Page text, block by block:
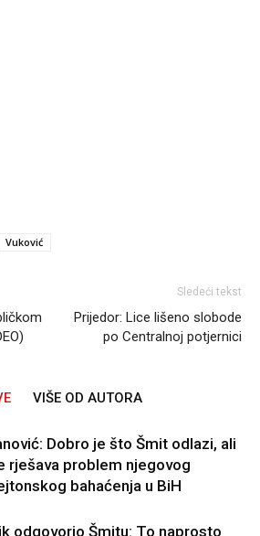
Vuković
Sledeći tekst
Prijedor: Lice lišeno slobode
po Centralnoj potjernici
VIŠE OD AUTORA
Dobro je što Šmit odlazi, ali
rješava problem njegovog
bahaćenja u BiH
odgovorio Šmitu: To naprosto